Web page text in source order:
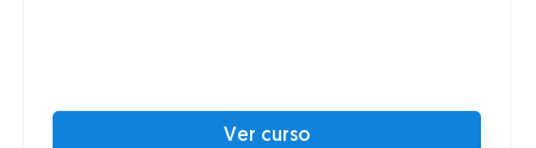
Ver curso